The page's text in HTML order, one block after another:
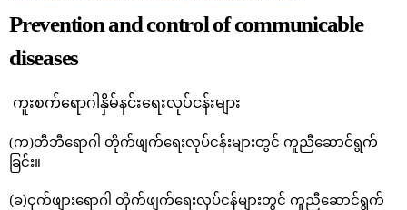
Prevention and control of communicable
diseases
ကူးစက်ရောဂါနှိမ်နင်းရေးလုပ်ငန်းများ ​
(က)တီဘီရောဂါ တိုက်ဖျက်ရေးလုပ်ငန်းများတွင် ကူညီဆောင်ရွက်
ခြင်း။
(ခ)ငှက်ဖျားရောဂါ တိုက်ဖျက်ရေးလုပ်ငန်များတွင် ကူညီဆောင်ရွက်